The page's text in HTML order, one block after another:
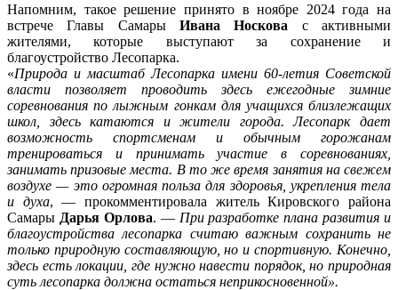
Напомним, такое решение принято в ноябре 2024 года на
встрече Главы Самары Ивана Носкова с активными
жителями, которые выступают за сохранение и
благоустройство Лесопарка.
«Природа и масштаб Лесопарка имени 60-летия Советской
власти позволяет проводить здесь ежегодные зимние
соревнования по лыжным гонкам для учащихся близлежащих
школ, здесь катаются и жители города. Лесопарк дает
возможность спортсменам и обычным горожанам
тренироваться и принимать участие в соревнованиях,
занимать призовые места. В то же время занятия на свежем
воздухе — это огромная польза для здоровья, укрепления тела
и духа, — прокомментировала житель Кировского района
Самары Дарья Орлова. — При разработке плана развития и
благоустройства лесопарка считаю важным сохранить не
только природную составляющую, но и спортивную. Конечно,
здесь есть локации, где нужно навести порядок, но природная
суть лесопарка должна остаться неприкосновенной».